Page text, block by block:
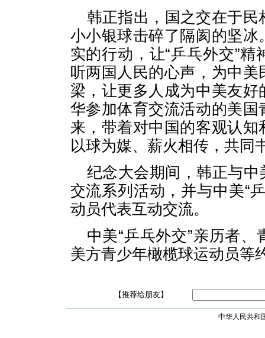
韩正指出，国之交在于
小小银球击碎了隔阂的坚
实的行动，让“乒乓外交”
听两国人民的心声，为中
梁，让更多人成为中美友
华参加体育交流活动的美
来，带着对中国的客观认
以球为媒、薪火相传，共同
纪念大会期间，韩正与
交流系列活动，并与中美“
动员代表互动交流。
中美“乒乓外交”亲历者
美方青少年橄榄球运动员等
【推荐给朋友】
中华人民共和